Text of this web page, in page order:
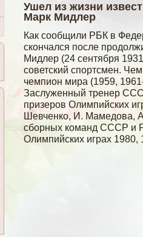
Ушел из жизни
Марк Мидлер
Как сообщили РБК в
скончался после
Мидлер (24 сентября
советский спортсмен.
чемпион мира (1959,
Заслуженный тренер
призеров Олимпийских
Шевченко, И. Мамедова,
сборных команд СССР и
Олимпийских играх 1980,